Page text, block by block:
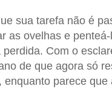
sua tarefa não é
as ovelhas e
perdida. Com o
de que agora só
enquanto parece que